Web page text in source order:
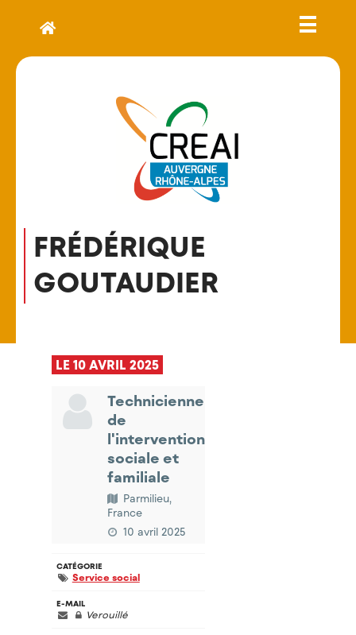
FRÉDÉRIQUE
GOUTAUDIER
LE 10 AVRIL 2025
Technicienne
de
l'intervention
sociale et
familiale
Parmilieu,
France
10 avril 2025
CATÉGORIE
Service social
E-MAIL
Verouillé